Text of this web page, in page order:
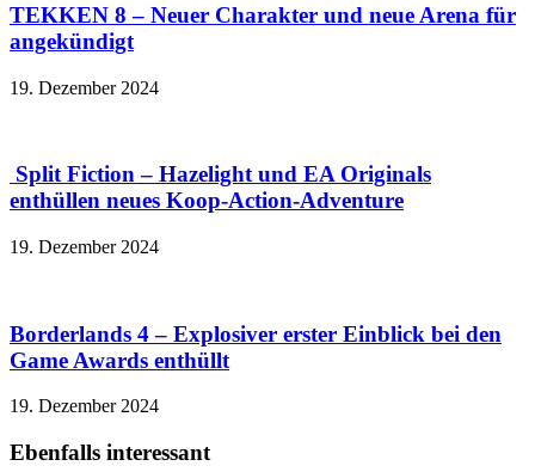
TEKKEN 8 – Neuer Charakter und neue Arena für
angekündigt
19. Dezember 2024
Split Fiction – Hazelight und EA Originals
enthüllen neues Koop-Action-Adventure
19. Dezember 2024
Borderlands 4 – Explosiver erster Einblick bei den
Game Awards enthüllt
19. Dezember 2024
Ebenfalls interessant